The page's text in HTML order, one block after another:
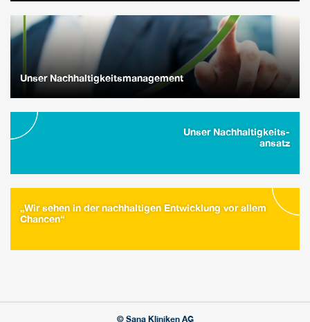
Unser Nachhaltigkeitsmanagement
Unser Nachhaltigkeits-
ansatz
„Wir sehen in der nachhaltigen Entwicklung vor allem
Chancen“
© Sana Kliniken AG